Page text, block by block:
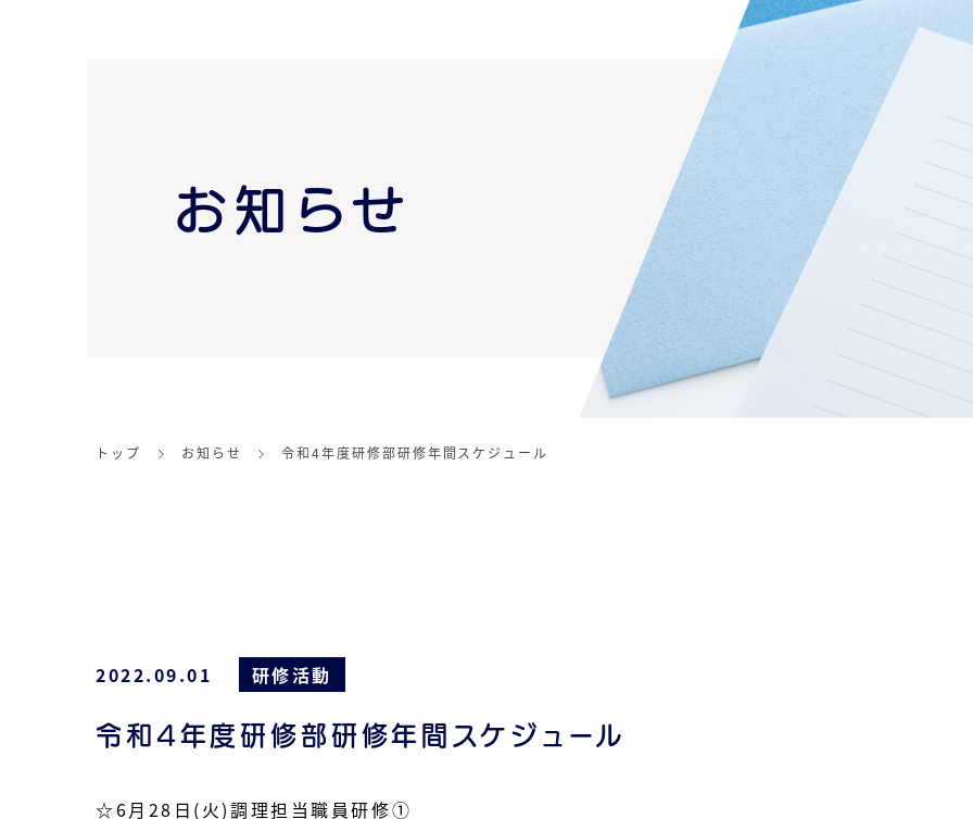
お知らせ
トップ お知らせ 令和4年度研修部研修年間スケジュール
2022.09.01 研修活動
令和4年度研修部研修年間スケジュール
☆6月28日(火)調理担当職員研修①